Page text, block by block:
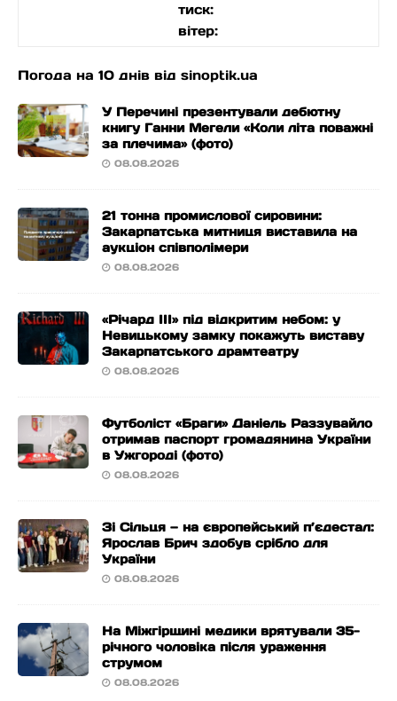
тиск:
вітер:
Погода на 10 днів від sinoptik.ua
У Перечині презентували дебютну
книгу Ганни Мегели «Коли літа поважні
за плечима» (фото)
08.08.2026
21 тонна промислової сировини:
Закарпатська митниця виставила на
аукціон співполімери
08.08.2026
«Річард ІІІ» під відкритим небом: у
Невицькому замку покажуть виставу
Закарпатського драмтеатру
08.08.2026
Футболіст «Браги» Даніель Раззувайло
отримав паспорт громадянина України
в Ужгороді (фото)
08.08.2026
Зі Сільця — на європейський п’єдестал:
Ярослав Брич здобув срібло для
України
08.08.2026
На Міжгірщині медики врятували 35-
річного чоловіка після ураження
струмом
08.08.2026